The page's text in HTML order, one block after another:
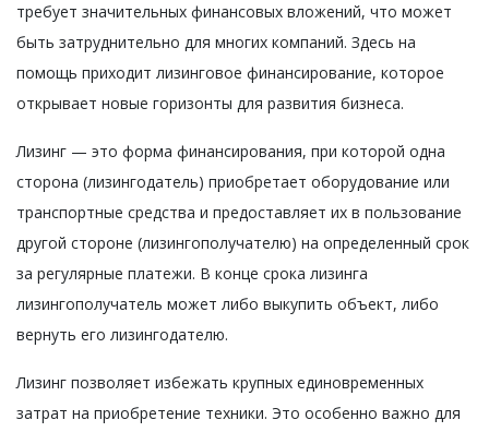
требует значительных финансовых вложений, что может
быть затруднительно для многих компаний. Здесь на
помощь приходит лизинговое финансирование, которое
открывает новые горизонты для развития бизнеса.
Лизинг — это форма финансирования, при которой одна
сторона (лизингодатель) приобретает оборудование или
транспортные средства и предоставляет их в пользование
другой стороне (лизингополучателю) на определенный срок
за регулярные платежи. В конце срока лизинга
лизингополучатель может либо выкупить объект, либо
вернуть его лизингодателю.
Лизинг позволяет избежать крупных единовременных
затрат на приобретение техники. Это особенно важно для